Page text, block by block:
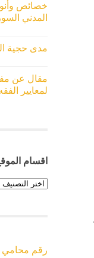
خصائص
المدني
مدى حجية
مقال عن
لمعايير
اقسام
اقسام
الموقع
رقم محامي